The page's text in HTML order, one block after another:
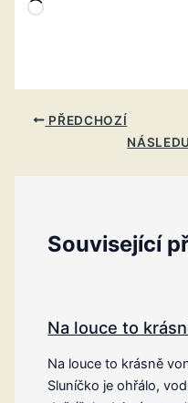
Načítání…
PŘEDCHOZÍ
Související
Na louce to
Na louce to krásně
Sluníčko je ohřálo,